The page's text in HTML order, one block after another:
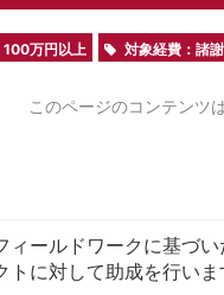
100万円以上 対象経費：諸
このページのコンテンツは
ールドワークに基づ
に対して助成を行いま